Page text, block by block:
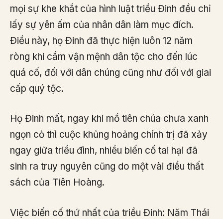
mọi sự khe khắt của hình luật triều Đinh đều chỉ
lấy sự yên ấm của nhân dân làm mục đích.
Điều này, họ Đinh đã thực hiện luôn 12 năm
ròng khi cầm vận mệnh dân tộc cho đến lúc
quá cố, đối với dân chúng cũng như đối với giai
cấp quý tộc.
Họ Đinh mất, ngay khi mồ tiên chúa chưa xanh
ngọn cỏ thì cuộc khủng hoảng chính trị đã xảy
ngay giữa triều đình, nhiều biến cố tai hại đã
sinh ra truy nguyên cũng do một vài điều thất
sách của Tiên Hoàng.
Việc biến cố thứ nhất của triều Đinh: Năm Thái